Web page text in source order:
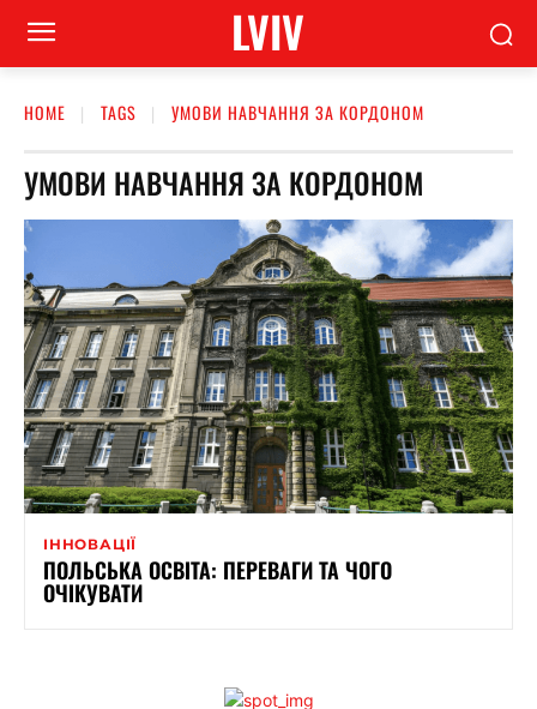
LVIV
HOME TAGS УМОВИ НАВЧАННЯ ЗА КОРДОНОМ
УМОВИ НАВЧАННЯ ЗА КОРДОНОМ
ІННОВАЦІЇ
ПОЛЬСЬКА ОСВІТА: ПЕРЕВАГИ ТА ЧОГО
ОЧІКУВАТИ